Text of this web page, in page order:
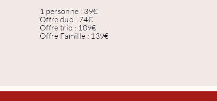
1 personne : 39€
Offre duo : 74€
Offre trio : 109€
Offre Famille : 139€